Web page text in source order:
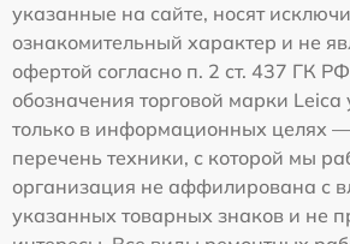
указанные на сайте, носят
ознакомительный характер и не
офертой согласно п. 2 ст. 437 ГК
обозначения торговой марки
только в информационных целях —
перечень техники, с которой мы
организация не аффилирована с
указанных товарных знаков и не